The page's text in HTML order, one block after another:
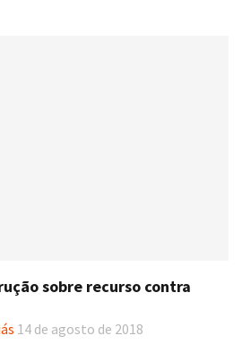
sobre recurso contra
14 de agosto de 2018